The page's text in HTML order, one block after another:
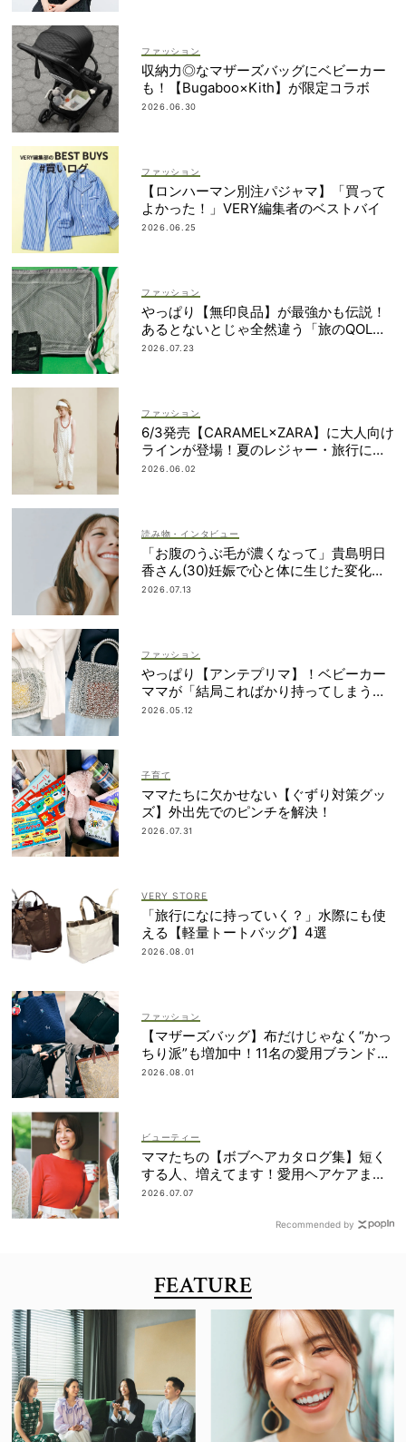
ファッション
収納力◎なマザーズバッグにベビーカー
も！【Bugaboo×Kith】が限定コラボ
2026.06.30
ファッション
【ロンハーマン別注パジャマ】「買って
よかった！」VERY編集者のベストバイ
2026.06.25
ファッション
やっぱり【無印良品】が最強かも伝説！
あるとないとじゃ全然違う「旅のQOL爆
上げアイテム」
2026.07.23
ファッション
6/3発売【CARAMEL×ZARA】に大人向け
ラインが登場！夏のレジャー・旅行にも
おすすめ
2026.06.02
読み物・インタビュー
「お腹のうぶ毛が濃くなって」貴島明日
香さん(30)妊娠で心と体に生じた変化も
「愛しいです」
2026.07.13
ファッション
やっぱり【アンテプリマ】！ベビーカー
ママが「結局こればかり持ってしまう」
納得の理由
2026.05.12
子育て
ママたちに欠かせない【ぐずり対策グッ
ズ】外出先でのピンチを解決！
2026.07.31
VERY STORE
「旅行になに持っていく？」水際にも使
える【軽量トートバッグ】4選
2026.08.01
ファッション
【マザーズバッグ】布だけじゃなく“かっ
ちり派”も増加中！11名の愛用ブランド
は？
2026.08.01
ビューティー
ママたちの【ボブヘアカタログ集】短く
する人、増えてます！愛用ヘアケアまで
全部見せ
2026.07.07
Recommended by
FEATURE